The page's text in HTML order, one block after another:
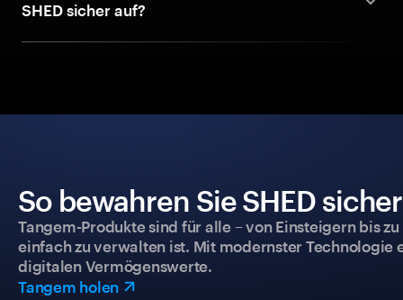
SHED sicher auf?
So bewahren Sie SHED
Tangem-Produkte sind für alle – von Einsteigern bis
einfach zu verwalten ist. Mit modernster
digitalen Vermögenswerte.
Tangem holen